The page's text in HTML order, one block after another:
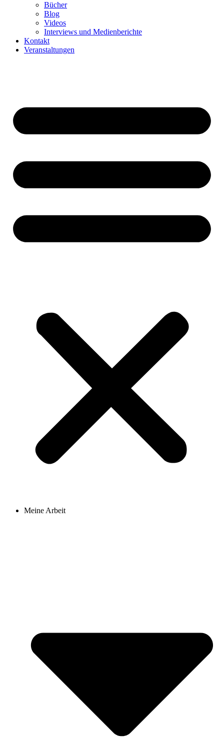
Bücher
Blog
Videos
Interviews und Medienberichte
Kontakt
Veranstaltungen
Meine Arbeit